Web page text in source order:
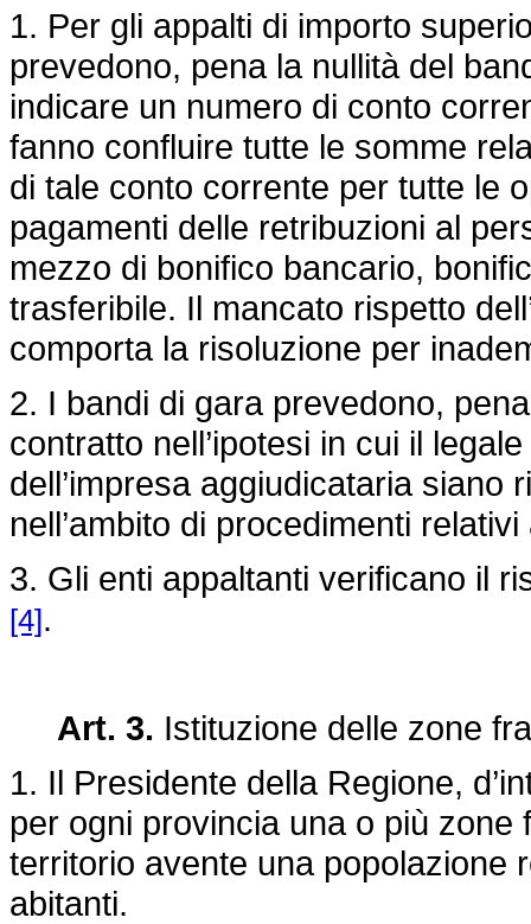
1. Per gli appalti di importo
prevedono, pena la nullità del
indicare un numero di conto
fanno confluire tutte le somme
di tale conto corrente per tutte le
pagamenti delle retribuzioni al
mezzo di bonifico bancario,
trasferibile. Il mancato rispetto
comporta la risoluzione per
2. I bandi di gara prevedono,
contratto nell’ipotesi in cui il
dell’impresa aggiudicataria siano
nell’ambito di procedimenti
3. Gli enti appaltanti verificano il
[4].
Art. 3. Istituzione delle zone
1. Il Presidente della Regione,
per ogni provincia una o più
territorio avente una popolazione
abitanti.